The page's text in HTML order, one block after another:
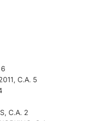
C.A. 5
C.A. 2